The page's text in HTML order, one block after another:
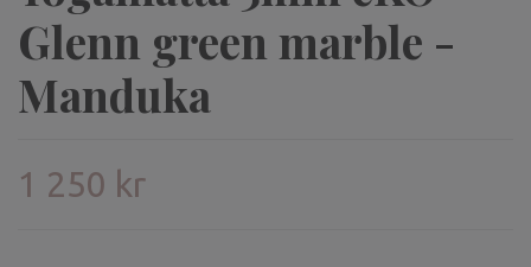
Glenn green marble -
Manduka
1 250 kr